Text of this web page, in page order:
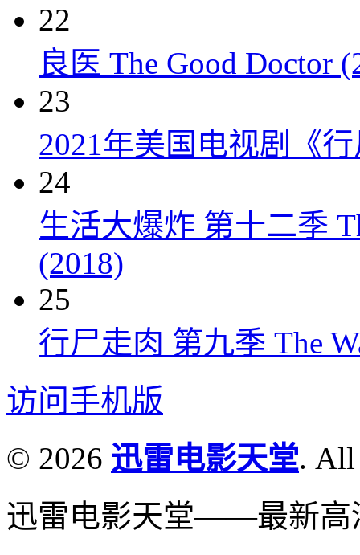
22
良医 The Good Doctor
23
2021年美国电视剧《
24
生活大爆炸 第十二季
(2018)
25
行尸走肉 第九季 The
访问手机版
© 2026 迅雷电影天堂. All
迅雷电影天堂——最新高